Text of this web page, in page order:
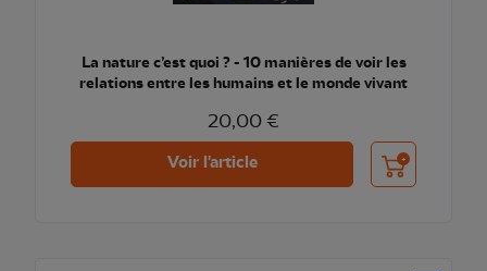
La nature c’est quoi ? - 10 manières de voir les
relations entre les humains et le monde vivant
20,00 €
Voir l'article Ajouter au